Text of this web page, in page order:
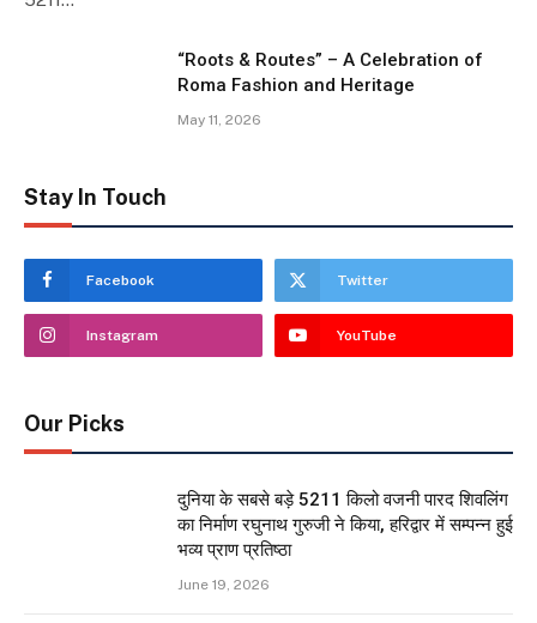
“Roots & Routes” – A Celebration of
Roma Fashion and Heritage
May 11, 2026
Stay In Touch
Facebook Twitter
Instagram YouTube
Our Picks
दुनिया के सबसे बड़े 5211 किलो वजनी पारद शिवलिंग
का निर्माण रघुनाथ गुरुजी ने किया, हरिद्वार में सम्पन्न हुई
भव्य प्राण प्रतिष्ठा
June 19, 2026